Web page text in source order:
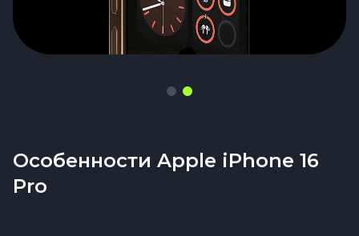
Особенности Apple iPhone 16
Pro